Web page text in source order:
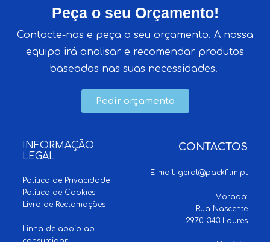
Peça o seu Orçamento!
Contacte-nos e peça o seu orçamento. A nossa
equipa irá analisar e recomendar produtos
baseados nas suas necessidades.
Pedir orçamento
INFORMAÇÃO
LEGAL
Política de Privacidade
Política de Cookies
Livro de Reclamações
Linha de apoio ao
CONTACTOS
E-mail: geral@packfilm.pt
Morada:
Rua Nascente
2970-343 Loures